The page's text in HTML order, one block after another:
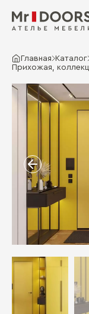
Главная Каталог
Прихожая,